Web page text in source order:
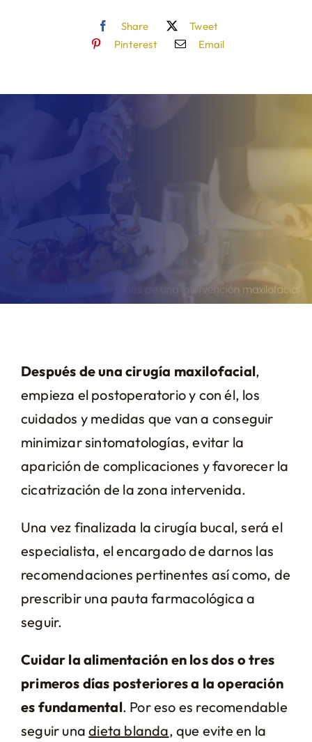
Share
Tweet
Pinterest
Email
Después de una cirugía maxilofacial,
empieza el postoperatorio y con él, los
cuidados y medidas que van a conseguir
minimizar sintomatologías, evitar la
aparición de complicaciones y favorecer la
cicatrización de la zona intervenida.
Una vez finalizada la cirugía bucal, será el
especialista, el encargado de darnos las
recomendaciones pertinentes así como, de
prescribir una pauta farmacológica a
seguir.
Cuidar la alimentación en los dos o tres
primeros días posteriores a la operación
es fundamental. Por eso es recomendable
seguir unadieta blanda, que evite en la